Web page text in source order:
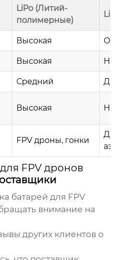
LiPo (Литий-
полимерные)
Высокая
Высокая
Средний
Высокая
FPV дроны, гонки
FPV дронов
батарей для FPV
внимание на
других клиентов о